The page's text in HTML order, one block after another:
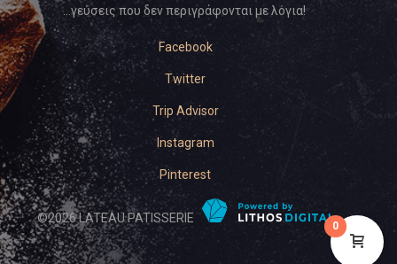
0
…γεύσεις που δεν περιγράφονται με λόγια!
Facebook
Twitter
Trip Advisor
Instagram
Pinterest
©2026LATEAU PATISSERIE